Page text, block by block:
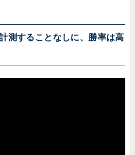
測することなしに、勝率は高